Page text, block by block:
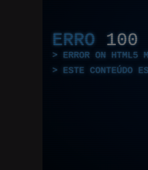
ERRO 100
ERROR ON HTML5
ESTE CONTEÚDO